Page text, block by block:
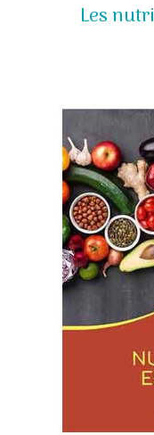
Les